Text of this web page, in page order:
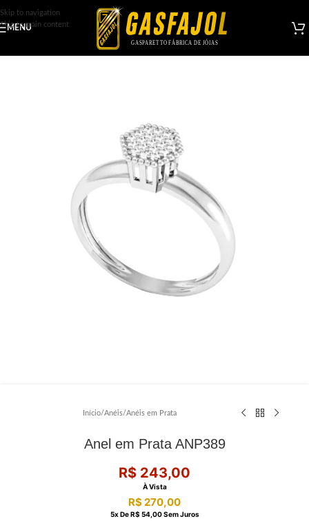
Skip to navigation
Skip to main content
MENU
Início/Anéis/Anéis em Prata
Anel em Prata ANP389
R$ 243,00
À Vista
R$ 270,00
5X DeR$ 54,00Sem Juros